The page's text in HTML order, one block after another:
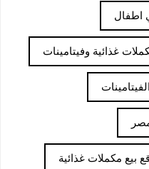
اطفال
غذائية وفيتامينات
بيع مكملات غذائية